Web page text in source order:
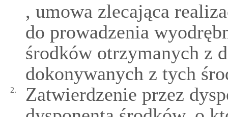
, umowa zlecająca
do prowadzenia
środków otrzymanych z
dokonywanych z tych
2.
Zatwierdzenie przez